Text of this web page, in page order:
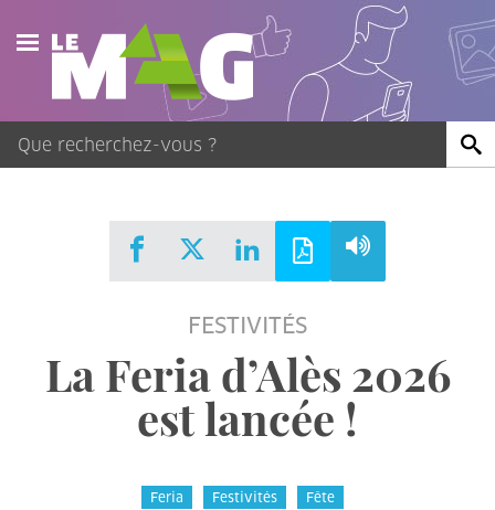
Actualités
Agenda
Publications
FESTIVITÉS
La Feria d’Alès 2026
est lancée !
Feria Festivités Fête